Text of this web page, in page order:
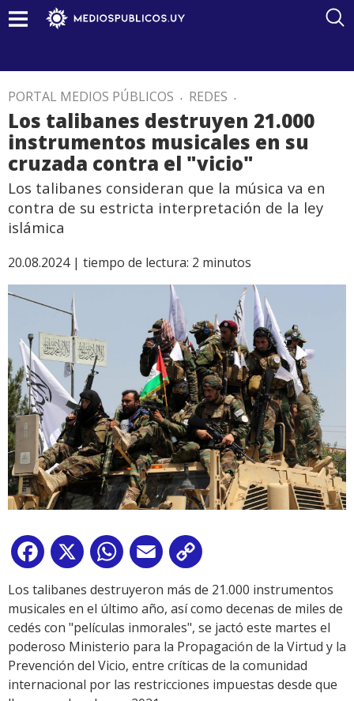
PORTAL MEDIOS PÚBLICOS . REDES .
Los talibanes destruyen 21.000
instrumentos musicales en su
cruzada contra el "vicio"
Los talibanes consideran que la música va en
contra de su estricta interpretación de la ley
islámica
20.08.2024 | tiempo de lectura: 2 minutos
Facebook
X WhatsApp
Email
Link
Los talibanes destruyeron más de 21.000 instrumentos
musicales en el último año, así como decenas de miles de
cedés con "películas inmorales", se jactó este martes el
poderoso Ministerio para la Propagación de la Virtud y la
Prevención del Vicio, entre críticas de la comunidad
internacional por las restricciones impuestas desde que